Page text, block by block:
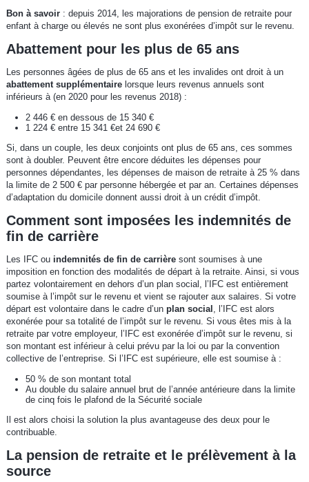
Bon à savoir: depuis 2014, les majorations de pension de retraite pour
enfant à charge ou élevés ne sont plus exonérées d’impôt sur le revenu.
Abattement pour les plus de 65 ans
Les personnes âgées de plus de 65 ans et les invalides ont droit à un
abattement supplémentairelorsque leurs revenus annuels sont
inférieurs à (en 2020 pour les revenus 2018) :
2 446 € en dessous de 15 340 €
1 224 € entre 15 341 €et 24 690 €
Si, dans un couple, les deux conjoints ont plus de 65 ans, ces sommes
sont à doubler. Peuvent être encore déduites les dépenses pour
personnes dépendantes, les dépenses de maison de retraite à 25 % dans
la limite de 2 500 € par personne hébergée et par an. Certaines dépenses
d’adaptation du domicile donnent aussi droit à un crédit d’impôt.
Comment sont imposées les indemnités de
fin de carrière
Les IFC ou indemnités de fin de carrièresont soumises à une
imposition en fonction des modalités de départ à la retraite. Ainsi, si vous
partez volontairement en dehors d’un plan social, l’IFC est entièrement
soumise à l’impôt sur le revenu et vient se rajouter aux salaires. Si votre
départ est volontaire dans le cadre d’un plan social , l’IFC est alors
exonérée pour sa totalité de l’impôt sur le revenu. Si vous êtes mis à la
retraite par votre employeur, l’IFC est exonérée d’impôt sur le revenu, si
son montant est inférieur à celui prévu par la loi ou par la convention
collective de l’entreprise. Si l’IFC est supérieure, elle est soumise à :
50 % de son montant total
Au double du salaire annuel brut de l’année antérieure dans la limite
de cinq fois le plafond de la Sécurité sociale
Il est alors choisi la solution la plus avantageuse des deux pour le
contribuable.
La pension de retraite et le prélèvement à la
source